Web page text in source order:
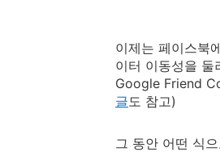
이제는 페이스북
이터 이동성을
Google Friend
글도 참고)
그 동안 어떤 식